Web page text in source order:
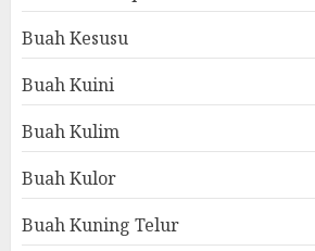
Buah Kesusu
Buah Kuini
Buah Kulim
Buah Kulor
Buah Kuning Telur